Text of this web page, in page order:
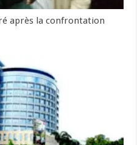
après la confrontation